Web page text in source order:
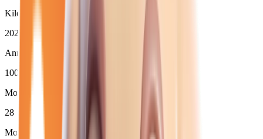
Kilométrage moyen
2026
Année moyenne
100
Moins de 3 ans (
28
Moins de 50 000 km